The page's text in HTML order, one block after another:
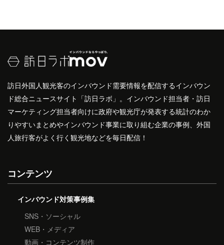
訪日外国人観光客のインバウンド需要情報を配信するインバウン
ド総合ニュースサイト「訪日ラボ」。インバウンド担当者・訪日
マーケティング担当者向けに政府や観光庁が発表する統計のわか
りやすいまとめやインバウンド事業に取り組む企業の事例、外国
人旅行客がよく行く観光地などを毎日配信！
コンテンツ
インバウンド対策事例集
SNS・ソーシャル
WEB・メディア
動画・コンテンツ制作